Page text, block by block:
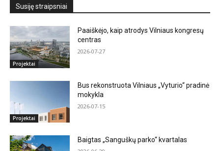
Susiję straipsniai
Projektai
Paaiškėjo, kaip atrodys Vilniaus kongresų
centras
2026-07-27
Projektai
Bus rekonstruota Vilniaus „Vyturio“ pradinė
mokykla
2026-07-15
Baigtas „Sanguškų parko“ kvartalas